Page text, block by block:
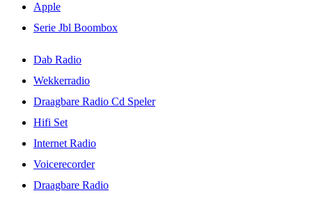
Apple
Serie Jbl Boombox
Dab Radio
Wekkerradio
Draagbare Radio Cd Speler
Hifi Set
Internet Radio
Voicerecorder
Draagbare Radio